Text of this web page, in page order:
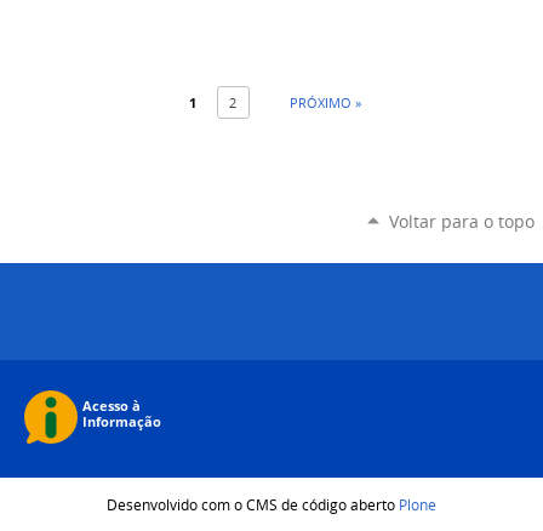
1 2 PRÓXIMO »
Voltar para o topo
Desenvolvido com o CMS de código aberto Plone